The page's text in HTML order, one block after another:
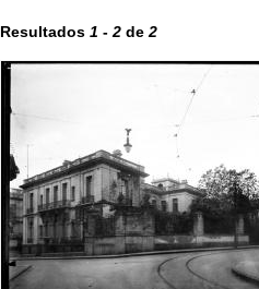
Resultados 1 - 2 de 2